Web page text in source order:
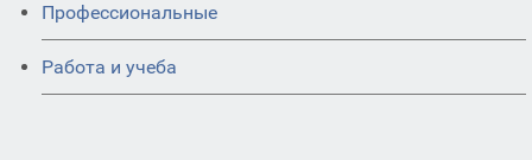
Профессиональные
Работа и учеба